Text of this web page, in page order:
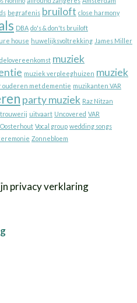
be”
begrafenis bruiloft close harmony
DBA do's & don'ts bruiloft
house huwelijksvoltrekking James Miller
muziek
muziek verpleeghuizen muziek
ouderen met dementie muzikanten VAR
party muziek Raz Nitzan
trouwerij uitvaart Uncovered VAR
Vocal group wedding songs
Zonnebloem
privacy verklaring